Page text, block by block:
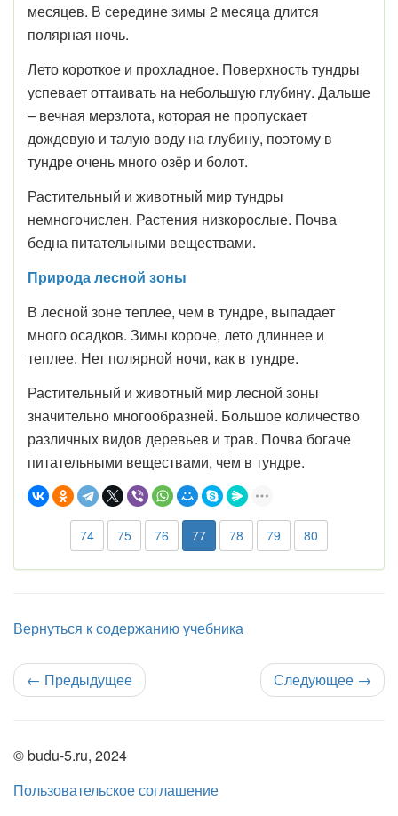
месяцев. В середине зимы 2 месяца длится
полярная ночь.
Лето короткое и прохладное. Поверхность тундры
успевает оттаивать на небольшую глубину. Дальше
– вечная мерзлота, которая не пропускает
дождевую и талую воду на глубину, поэтому в
тундре очень много озёр и болот.
Растительный и животный мир тундры
немногочислен. Растения низкорослые. Почва
бедна питательными веществами.
Природа лесной зоны
В лесной зоне теплее, чем в тундре, выпадает
много осадков. Зимы короче, лето длиннее и
теплее. Нет полярной ночи, как в тундре.
Растительный и животный мир лесной зоны
значительно многообразней. Большое количество
различных видов деревьев и трав. Почва богаче
питательными веществами, чем в тундре.
74 75 76 77 78 79 80
Вернуться к содержанию учебника
← Предыдущее Следующее →
© budu-5.ru, 2024
Пользовательское соглашение